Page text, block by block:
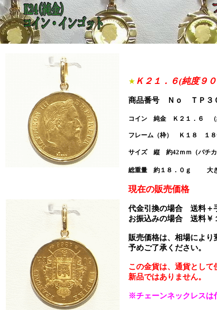
★ Ｋ２１．６(純度９
商品番号 Ｎｏ ＴＰ３
コイン 純金 Ｋ２１．６ （
フレーム（枠） Ｋ１８ １
サイズ 縦 約42ｍｍ（バチ
総重量 約１８．０ｇ 大
現在の販売価格
代金引換の場合 送料＋
お振込みの場合 送料￥
販売価格は、相場により
予めご了承ください。
この金貨は、通貨として
新品ではありません。
※チェーンネックレスは